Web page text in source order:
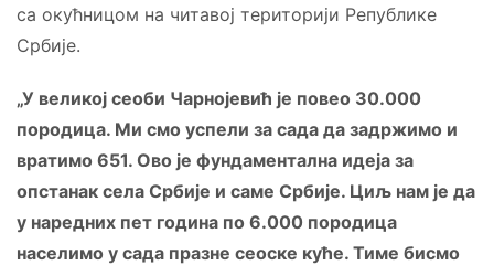
са окућницом на читавој територији Републике
Србије.
„У великој сеоби Чарнојевић је повео 30.000
породица. Ми смо успели за сада да задржимо и
вратимо 651. Ово је фундаментална идеја за
опстанак села Србије и саме Србије. Циљ нам је да
у наредних пет година по 6.000 породица
населимо у сада празне сеоске куће. Тиме бисмо